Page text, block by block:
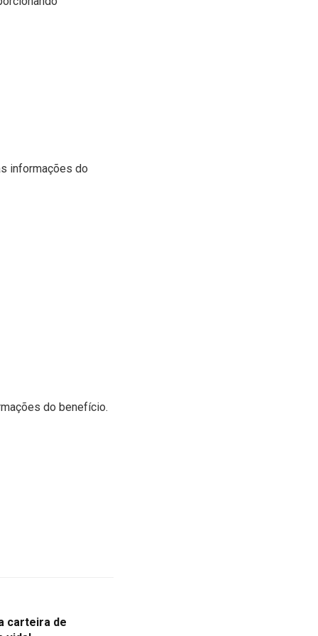
informações do
do benefício.
carteira de